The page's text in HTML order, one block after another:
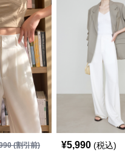
(割引前) ¥5,990 (税込)